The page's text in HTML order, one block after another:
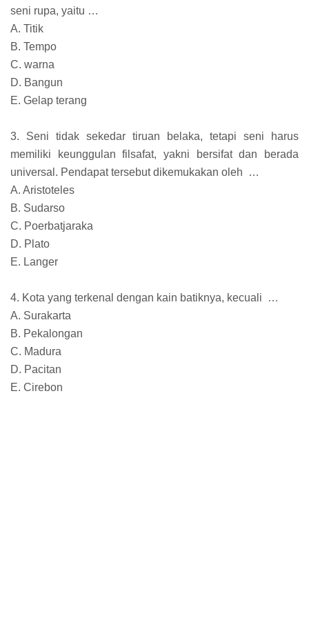
seni rupa, yaitu …
A. Titik
B. Tempo
C. warna
D. Bangun
E. Gelap terang
3. Seni tidak sekedar tiruan belaka, tetapi seni harus
memiliki keunggulan filsafat, yakni bersifat dan berada
universal. Pendapat tersebut dikemukakan oleh …
A. Aristoteles
B. Sudarso
C. Poerbatjaraka
D. Plato
E. Langer
4. Kota yang terkenal dengan kain batiknya, kecuali …
A. Surakarta
B. Pekalongan
C. Madura
D. Pacitan
E. Cirebon